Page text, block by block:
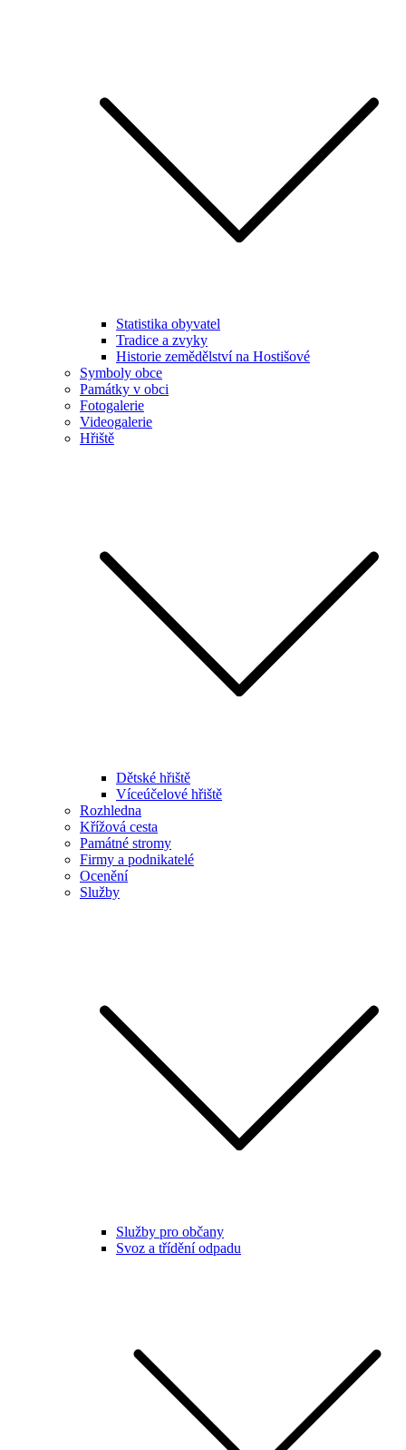
Statistika obyvatel
Tradice a zvyky
Historie zemědělství na Hostišové
Symboly obce
Památky v obci
Fotogalerie
Videogalerie
Hřiště
Dětské hřiště
Víceúčelové hřiště
Rozhledna
Křížová cesta
Památné stromy
Firmy a podnikatelé
Ocenění
Služby
Služby pro občany
Svoz a třídění odpadu